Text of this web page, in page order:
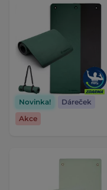
Novinka!
Dáreček
Akce